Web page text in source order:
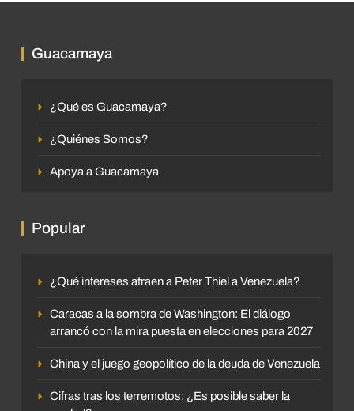
Guacamaya
¿Qué es Guacamaya?
¿Quiénes Somos?
Apoya a Guacamaya
Popular
¿Qué intereses atraen a Peter Thiel a Venezuela?
Caracas a la sombra de Washington: El diálogo
arrancó con la mira puesta en elecciones para 2027
China y el juego geopolítico de la deuda de Venezuela
Cifras tras los terremotos: ¿Es posible saber la